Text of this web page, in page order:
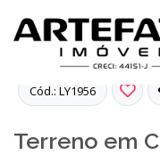
Cód.: LY1956
Terreno em